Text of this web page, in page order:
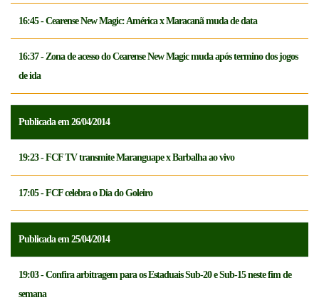
16:45 - Cearense New Magic: América x Maracanã muda de data
16:37 - Zona de acesso do Cearense New Magic muda após termino dos jogos
de ida
Publicada em 26/04/2014
19:23 - FCF TV transmite Maranguape x Barbalha ao vivo
17:05 - FCF celebra o Dia do Goleiro
Publicada em 25/04/2014
19:03 - Confira arbitragem para os Estaduais Sub-20 e Sub-15 neste fim de
semana